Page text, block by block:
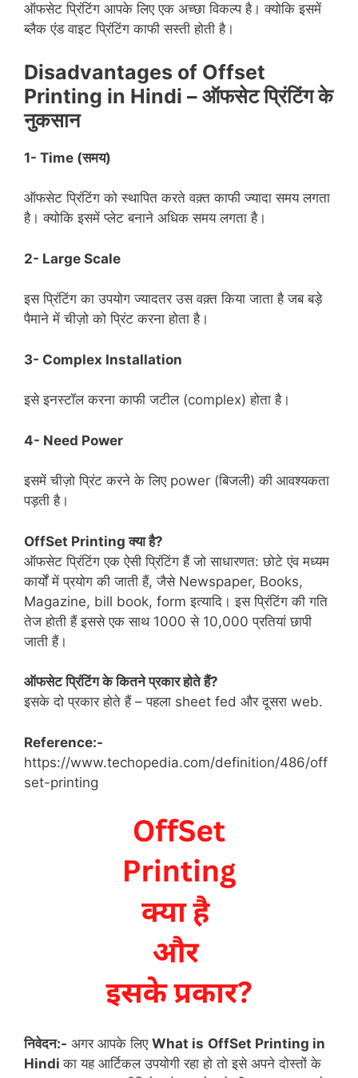
ऑफसेट प्रिंटिंग आपके लिए एक अच्छा विकल्प है। क्योकि इसमें
ब्लैक एंड वाइट प्रिंटिंग काफी सस्ती होती है।
Disadvantages of Offset
Printing in Hindi – ऑफसेट प्रिंटिंग के
नुकसान
1- Time (समय)
ऑफसेट प्रिंटिंग को स्थापित करते वक़्त काफी ज्यादा समय लगता
है। क्योकि इसमें प्लेट बनाने अधिक समय लगता है।
2- Large Scale
इस प्रिंटिंग का उपयोग ज्यादतर उस वक़्त किया जाता है जब बड़े
पैमाने में चीज़ो को प्रिंट करना होता है।
3- Complex Installation
इसे इनस्टॉल करना काफी जटील (complex) होता है।
4- Need Power
इसमें चीज़ो प्रिंट करने के लिए power (बिजली) की आवश्यकता
पड़ती है।
OffSet Printing क्या है?
ऑफसेट प्रिंटिंग एक ऐसी प्रिंटिंग हैं जो साधारणत: छोटे एंव मध्‍यम
कार्यों में प्रयोग की जाती हैं, जैसे Newspaper, Books,
Magazine, bill book, form इत्‍यादि। इस प्रिंटिंग की गति
तेज होती हैं इससे एक साथ 1000 से 10,000 प्रतियां छापी
जाती हैं।
ऑफसेट प्रिंटिंग के कितने प्रकार होते हैं?
इसके दो प्रकार होते हैं – पहला sheet fed और दूसरा web.
Reference:-
https://www.techopedia.com/definition/486/off
set-printing
निवेदन:- अगर आपके लिए What is OffSet Printing in
Hindiका यह आर्टिकल उपयोगी रहा हो तो इसे अपने दोस्तों के